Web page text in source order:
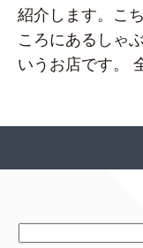
紹介します。こ
ころにあるしゃ
いうお店です。